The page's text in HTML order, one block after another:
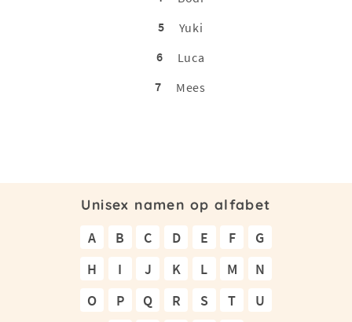
5
Yuki
6
Luca
7
Mees
Unisex namen op alfabet
A B C D E F
G
H
I J K L M
N
O
P Q R S T
U